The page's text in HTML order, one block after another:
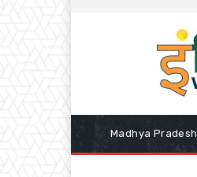
Madhya Pradesh